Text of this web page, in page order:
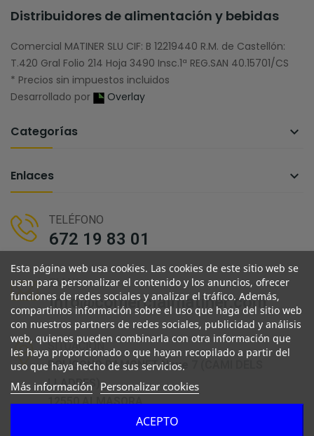
Distribuidores de alimentación y bebidas
Comercial MATINER SLU CIF: B 12219440 R.M. de Castellón:
T.420 Gral Folio 214 Hoja 3490 Insc.1ª REG.SAN 40.15701/CS
* Precios sin impuestos incluidos
Desarrollado por
Overlay
Categorías 
Enlaces 
TELÉFONO
672 19 83 01
EMAIL
info@comercialmatiner.com
SITUACIÓN
POLIGONO RAMONET Nave 7 (CAMI DELS
LLADRES)
12550 ALMASORA
Esta página web usa cookies. Las cookies de este sitio web se
usan para personalizar el contenido y los anuncios, ofrecer
funciones de redes sociales y analizar el tráfico. Además,
compartimos información sobre el uso que haga del sitio web
con nuestros partners de redes sociales, publicidad y análisis
web, quienes pueden combinarla con otra información que
les haya proporcionado o que hayan recopilado a partir del
uso que haya hecho de sus servicios.
Más información Personalizar cookies
ACEPTO